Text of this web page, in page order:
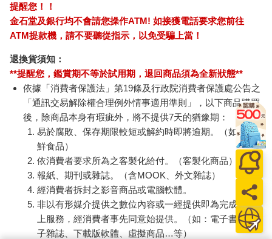
提醒您！！
金石堂及銀行均不會請您操作ATM! 如接獲電話要求您前往
ATM提款機，請不要聽從指示，以免受騙上當！
退換貨須知：
**提醒您，鑑賞期不等於試用期，退回商品須為全新狀態**
依據「消費者保護法」第19條及行政院消費者保護處公告之
「通訊交易解除權合理例外情事適用準則」，以下商品購買
後，除商品本身有瑕疵外，將不提供7天的猶豫期：
易於腐敗、保存期限較短或解約時即將逾期。（如：生
鮮食品）
依消費者要求所為之客製化給付。（客製化商品）
報紙、期刊或雜誌。（含MOOK、外文雜誌）
經消費者拆封之影音商品或電腦軟體。
非以有形媒介提供之數位內容或一經提供即為完成之線
上服務，經消費者事先同意始提供。（如：電子書、電
子雜誌、下載版軟體、虛擬商品…等）